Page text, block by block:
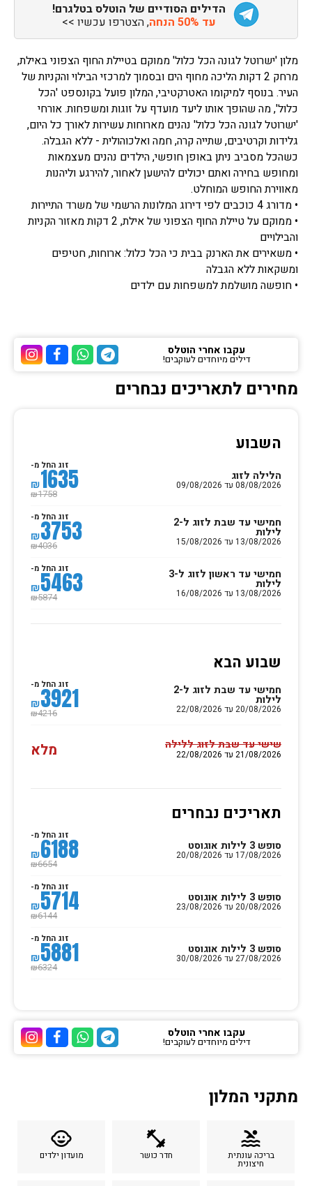
הדילים הסודיים של הוטלס בטלגרם!
עד 50% הנחה , הצטרפו עכשיו >>
מלון 'ישרוטל לגונה הכל כלול' ממוקם בטיילת החוף הצפוני באילת,
מרחק 2 דקות הליכה מחוף הים ובסמוך למרכזי הבילוי והקניות של
העיר. בנוסף למיקומו האטרקטיבי, המלון פועל בקונספט 'הכל
כלול', מה שהופך אותו ליעד מועדף על זוגות ומשפחות. אורחי
'ישרוטל לגונה הכל כלול' נהנים מארוחות עשירות לאורך כל היום,
גלידות וקרטיבים, שתייה קרה, חמה ואלכוהולית - ללא הגבלה.
כשהכל מסביב ניתן באופן חופשי, הילדים נהנים מעצמאות
ומחופש בחירה ואתם יכולים להישען לאחור, להירגע וליהנות
מאווירת החופש המוחלט.
• מדורג 4 כוכבים לפי דירוג המלונות הרשמי של משרד התיירות
• ממוקם על טיילת החוף הצפוני של אילת, 2 דקות מאזור הקניות
והבילויים
• משאירים את הארנק בבית כי הכל כלול: ארוחות, חטיפים
ומשקאות ללא הגבלה
• חופשה מושלמת למשפחות עם ילדים
ערוץ ערוץ
ערוץ הוואטסאפ של
ערוץ הטלגרם של הוטלס
עקבו אחרי הוטלס
דילים מיוחדים לעוקבים!
מחירים לתאריכים נבחרים
השבוע
הלילה לזוג
08/08/2026 עד 09/08/2026
זוג החל מ-
₪1635
₪1758
חמישי עד שבת לזוג ל-2
לילות
13/08/2026 עד 15/08/2026
זוג החל מ-
₪3753
₪4036
חמישי עד ראשון לזוג ל-3
לילות
13/08/2026 עד 16/08/2026
זוג החל מ-
₪5463
₪5874
שבוע הבא
חמישי עד שבת לזוג ל-2
לילות
20/08/2026 עד 22/08/2026
זוג החל מ-
₪3921
₪4216
שישי עד שבת לזוג ללילה
21/08/2026 עד 22/08/2026 מלא
תאריכים נבחרים
סופש 3 לילות אוגוסט
17/08/2026 עד 20/08/2026
זוג החל מ-
₪6188
₪6654
סופש 3 לילות אוגוסט
20/08/2026 עד 23/08/2026
זוג החל מ-
₪5714
₪6144
סופש 3 לילות אוגוסט
27/08/2026 עד 30/08/2026
זוג החל מ-
₪5881
₪6324
ערוץ ערוץ
ערוץ הוואטסאפ של
ערוץ הטלגרם של הוטלס
עקבו אחרי הוטלס
דילים מיוחדים לעוקבים!
מתקני המלון
pool
בריכה עונתית
חיצונית
fitness_center
חדר כושר
child_care
מועדון ילדים